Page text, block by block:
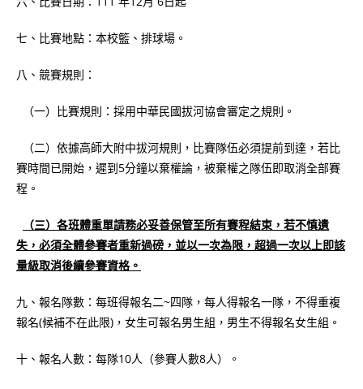
七、比賽地點：本校籃、排球場。
八、競賽規則：
（一）比賽規則：採用中華民國拔河協會審定之規則。
（二）依據高師大附中拔河規則，比賽隊伍必須提前到達，若比
賽時間已開始，遲到5分鐘以棄權論，被棄權之隊伍即取消全部賽
程。
（三）各班體重單請務必妥善保管至所有賽程結束，若不慎遺
失，必須全體參賽者重新過磅，並以一次為限，超過一次以上即該
量級取消後續參賽資格。
九、報名隊數：每班得報名二~四隊，每人得報名一隊，不得重複
報名(候補不在此限)，女生可報名男生組，男生不得報名女生組。
十、報名人數：每隊10人（參賽人數8人）。